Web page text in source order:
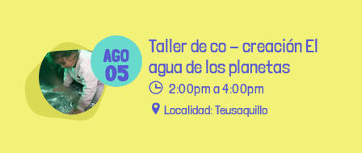
AGO
05
Taller de co - creación El
agua de los planetas
2:00pm a 4:00pm
Localidad: Teusaquillo